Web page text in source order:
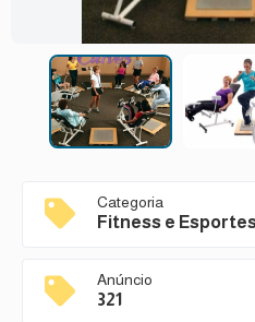
Categoria
Fitness e
Anúncio
321